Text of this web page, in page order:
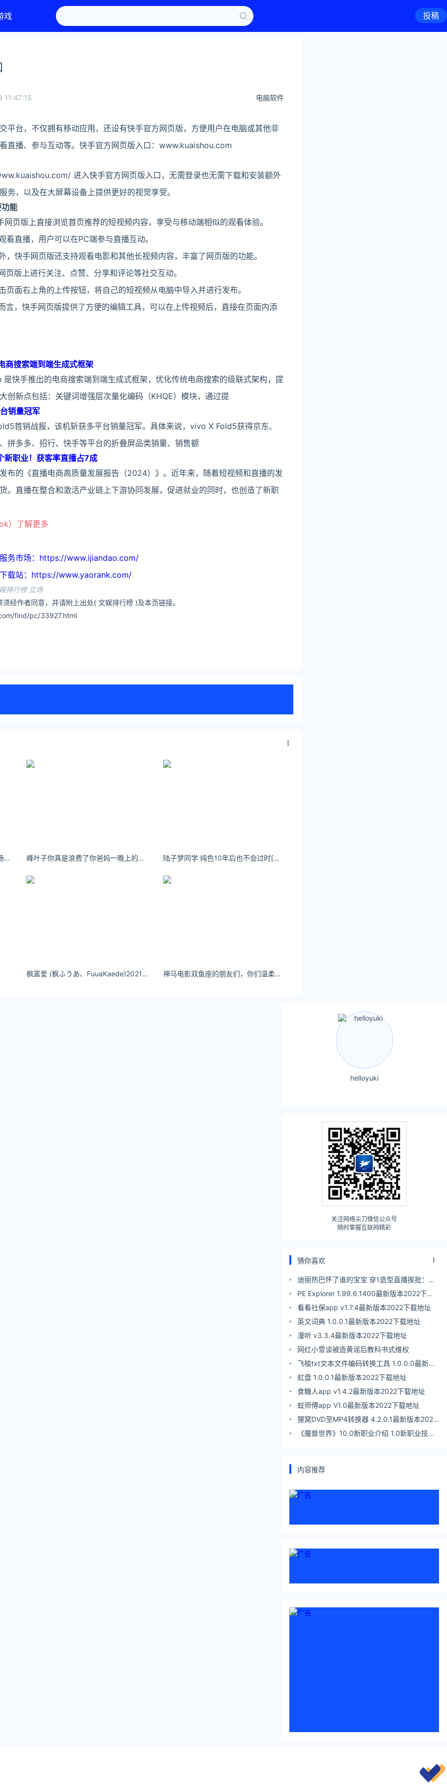
戏 投稿
电脑软件
11:47:15
平台，不仅拥有移动应用，还设有快手官方网页版，方便用户在电脑或其他非
直播、参与互动等。快手官方网页版入口：www.kuaishou.com
进入快手官方网页版入口，无需登录也无需下载和安装额外
务，以及在大屏幕设备上提供更好的视觉享受。
能
页版上直接浏览首页推荐的短视频内容，享受与移动端相似的观看体验。
直播，用户可以在PC端参与直播互动。
，快手网页版还支持观看电影和其他长视频内容，丰富了网页版的功能。
版上进行关注、点赞、分享和评论等社交互动。
页面右上角的上传按钮，将自己的短视频从电脑中导入并进行发布。
言，快手网页版提供了方便的编辑工具，可以在上传视频后，直接在页面内添
商搜索端到端生成式框架
快手推出的电商搜索端到端生成式框架，优化传统电商搜索的级联式架构，提
创新点包括：关键词增强层次量化编码（KHQE）模块，通过提
销量冠军
首销战报，该机斩获多平台销量冠军。具体来说，vivo X Fold5获得京东、
拼多多、招行、快手等平台的折叠屏品类销量、销售额
职业！获客率直播占7成
布的《直播电商高质量发展报告（2024）》。近年来，随着短视频和直播的发
。直播在整合和激活产业链上下游协同发展，促进就业的同时，也创造了新职
）了解更多
务市场：https://www.ijiandao.com/
载站：https://www.yaorank.com/
排行榜 立场
经作者同意，并请附上出处( 文娱排行榜 )及本页链接。
find/pc/33927.html
痞幼:等一个不爱你的人，就像在机场等一艘船。 峰叶子你真是浪费了你爸妈一晚上的时间。 陆子梦同学 纯色10年后也不会过时[嘻嘻]
枫富爱 (枫ふうあ、FuuaKaede)2021年8月在片商S1正式出道。 神马电影双鱼座的朋友们，你们温柔而敏感。
helloyuki
关注网络尖刀微信公众号
随时掌握互联网精彩
猜你喜欢
迪丽热巴怀了谁的宝宝 穿1造型直播挨批：锡
箔纸装
PE Explorer 1.99.6.1400最新版本2022下载
地址
看看社保app v1.7.4最新版本2022下载地址
英文词典 1.0.0.1最新版本2022下载地址
漫听 v3.3.4最新版本2022下载地址
网红小雪谈被造黄谣后教科书式维权
飞梭txt文本文件编码转换工具 1.0.0.0最新版
本2022下载地址
虹盘 1.0.0.1最新版本2022下载地址
食糖人app v1.4.2最新版本2022下载地址
蚁师傅app V1.0最新版本2022下载地址
狸窝DVD至MP4转换器 4.2.0.1最新版本2022
下载地址
《魔兽世界》10.0新职业介绍 1.0新职业技能
内容推荐